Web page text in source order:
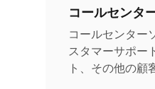
コールセンタ
コールセンター
スタマーサポー
ト、その他の